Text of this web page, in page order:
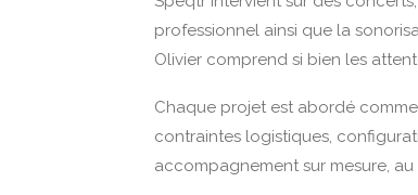
professionnel ainsi que la
Olivier comprend si bien les
Chaque projet est abordé
contraintes logistiques,
accompagnement sur mesure,